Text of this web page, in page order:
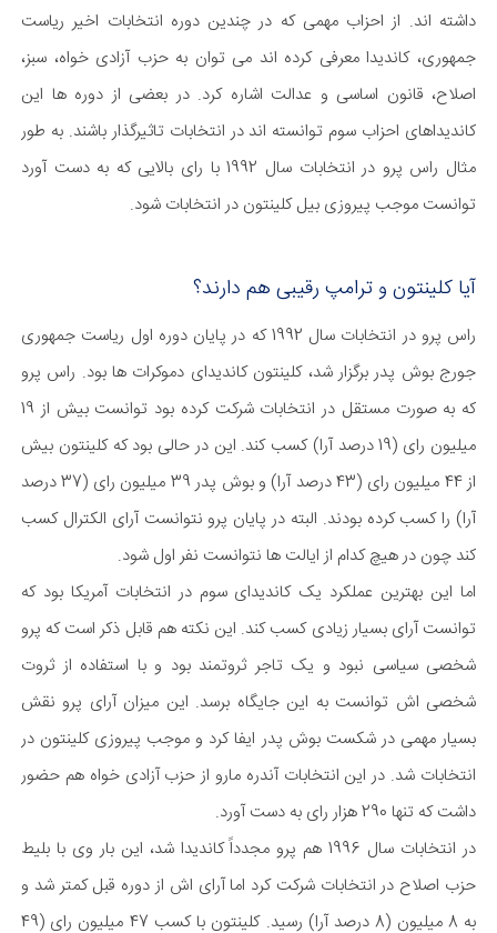
داشته اند. از احزاب مهمی که در چندین دوره انتخابات اخیر ریاست
جمهوری، کاندیدا معرفی کرده اند می توان به حزب آزادی خواه، سبز،
اصلاح، قانون اساسی و عدالت اشاره کرد. در بعضی از دوره ها این
کاندیداهای احزاب سوم توانسته اند در انتخابات تاثیرگذار باشند. به طور
مثال راس پرو در انتخابات سال 1992 با رای بالایی که به دست آورد
توانست موجب پیروزی بیل کلینتون در انتخابات شود.
آیا کلینتون و ترامپ رقیبی هم دارند؟
راس پرو در انتخابات سال 1992 که در پایان دوره اول ریاست جمهوری
جورج بوش پدر برگزار شد، کلینتون کاندیدای دموکرات ها بود. راس پرو
که به صورت مستقل در انتخابات شرکت کرده بود توانست بیش از 19
میلیون رای (19 درصد آرا) کسب کند. این در حالی بود که کلینتون بیش
از 44 میلیون رای (43 درصد آرا) و بوش پدر 39 میلیون رای (37 درصد
آرا) را کسب کرده بودند. البته در پایان پرو نتوانست آرای الکترال کسب
کند چون در هیچ کدام از ایالت ها نتوانست نفر اول شود.
اما این بهترین عملکرد یک کاندیدای سوم در انتخابات آمریکا بود که
توانست آرای بسیار زیادی کسب کند. این نکته هم قابل ذکر است که پرو
شخصی سیاسی نبود و یک تاجر ثروتمند بود و با استفاده از ثروت
شخصی اش توانست به این جایگاه برسد. این میزان آرای پرو نقش
بسیار مهمی در شکست بوش پدر ایفا کرد و موجب پیروزی کلینتون در
انتخابات شد. در این انتخابات آندره مارو از حزب آزادی خواه هم حضور
داشت که تنها 290 هزار رای به دست آورد.
در انتخابات سال 1996 هم پرو مجدداً کاندیدا شد، این بار وی با بلیط
حزب اصلاح در انتخابات شرکت کرد اما آرای اش از دوره قبل کمتر شد و
به 8 میلیون (8 درصد آرا) رسید. کلینتون با کسب 47 میلیون رای (49